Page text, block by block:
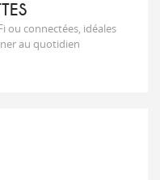
ou connectées, idéales
au quotidien